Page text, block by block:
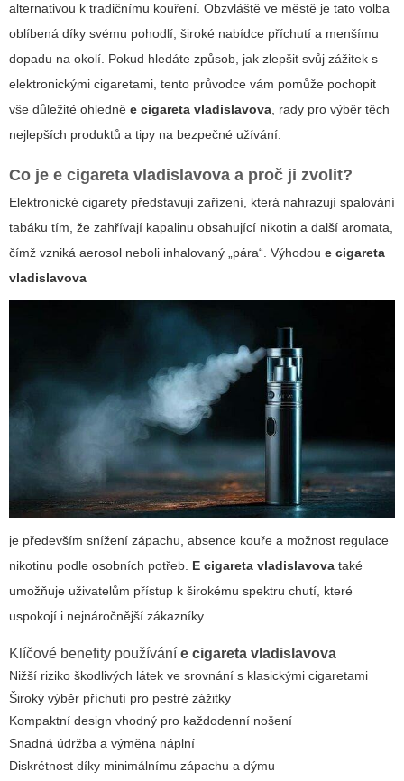
alternativou k tradičnímu kouření. Obzvláště ve městě je tato volba
oblíbená díky svému pohodlí, široké nabídce příchutí a menšímu
dopadu na okolí. Pokud hledáte způsob, jak zlepšit svůj zážitek s
elektronickými cigaretami, tento průvodce vám pomůže pochopit
vše důležité ohledně e cigareta vladislavova, rady pro výběr těch
nejlepších produktů a tipy na bezpečné užívání.
Co je e cigareta vladislavova a proč ji zvolit?
Elektronické cigarety představují zařízení, která nahrazují spalování
tabáku tím, že zahřívají kapalinu obsahující nikotin a další aromata,
čímž vzniká aerosol neboli inhalovaný „pára“. Výhodou e cigareta
vladislavova
je především snížení zápachu, absence kouře a možnost regulace
nikotinu podle osobních potřeb. E cigareta vladislavova také
umožňuje uživatelům přístup k širokému spektru chutí, které
uspokojí i nejnáročnější zákazníky.
Klíčové benefity používání e cigareta vladislavova
Nižší riziko škodlivých látek ve srovnání s klasickými cigaretami
Široký výběr příchutí pro pestré zážitky
Kompaktní design vhodný pro každodenní nošení
Snadná údržba a výměna náplní
Diskrétnost díky minimálnímu zápachu a dýmu